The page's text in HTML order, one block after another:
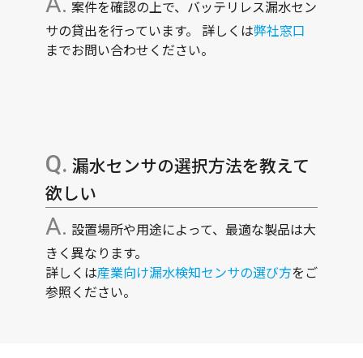
案件を確認の上で、バッテリレス漏水セン
サの貸出を行っています。 詳しくは弊社窓口
までお問い合わせください。
漏水センサの選択方法を教えて
欲しい
設置場所や用途によって、最適な製品は大
きく異なります。
詳しくは産業向け漏水検知センサの選び方をご
参照ください。